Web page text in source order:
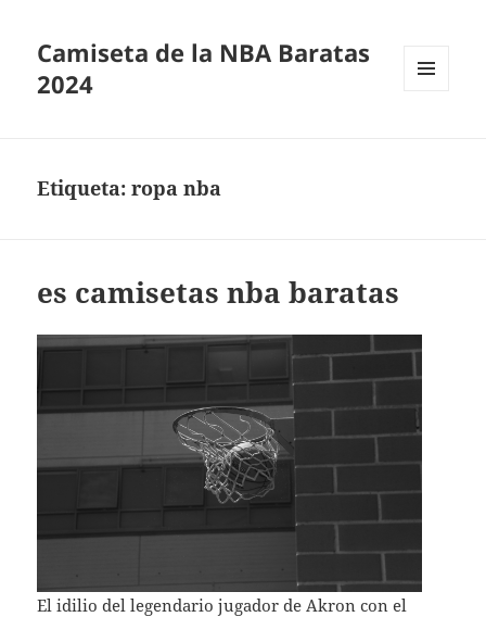
Camiseta de la NBA Baratas
2024
Etiqueta:ropa nba
es camisetas nba baratas
El idilio del legendario jugador de Akron con el